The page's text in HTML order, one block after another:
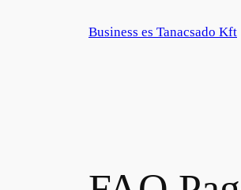
Business es Tanacsado Kft